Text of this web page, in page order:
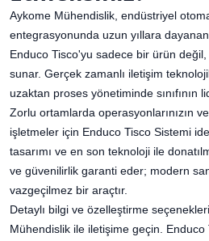
Aykome Mühendislik, endüstriyel
entegrasyonunda uzun yıllara
Enduco Tisco'yu sadece bir ürün
sunar. Gerçek zamanlı iletişim
uzaktan proses yönetiminde sınıfının
Zorlu ortamlarda operasyonlarınızın
işletmeler için Enduco Tisco Sistemi
tasarımı ve en son teknoloji ile
ve güvenilirlik garanti eder; modern
vazgeçilmez bir araçtır.
Detaylı bilgi ve özelleştirme
Mühendislik ile iletişime geçin. Enduco